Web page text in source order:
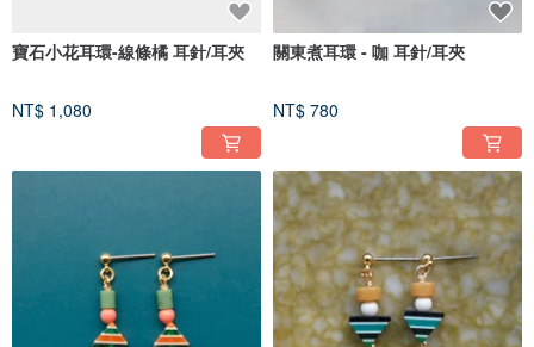
寶石小花耳環-線條橘 耳針/耳夾
NT$ 1,080
關東煮耳環 - 咖 耳針/耳夾
NT$ 780